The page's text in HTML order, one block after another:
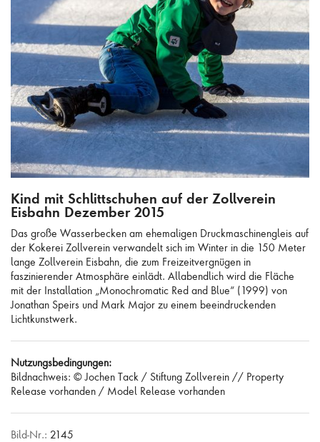
Kind mit Schlittschuhen auf der Zollverein
Eisbahn Dezember 2015
Das große Wasserbecken am ehemaligen Druckmaschinengleis auf
der Kokerei Zollverein verwandelt sich im Winter in die 150 Meter
lange Zollverein Eisbahn, die zum Freizeitvergnügen in
faszinierender Atmosphäre einlädt. Allabendlich wird die Fläche
mit der Installation „Monochromatic Red and Blue“ (1999) von
Jonathan Speirs und Mark Major zu einem beeindruckenden
Lichtkunstwerk.
Nutzungsbedingungen:
Bildnachweis: © Jochen Tack / Stiftung Zollverein // Property
Release vorhanden / Model Release vorhanden
Bild-Nr.: 2145